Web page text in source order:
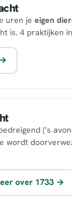
uren je eigen
is. 4 praktijken
(’s
wordt
over 1733 →